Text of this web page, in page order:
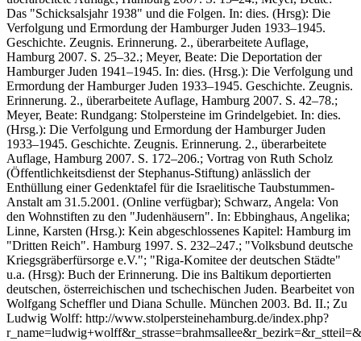
Das "Schicksalsjahr 1938" und die Folgen. In: dies. (Hrsg): Die
Verfolgung und Ermordung der Hamburger Juden 1933–1945.
Geschichte. Zeugnis. Erinnerung. 2., überarbeitete Auflage,
Hamburg 2007. S. 25–32.; Meyer, Beate: Die Deportation der
Hamburger Juden 1941–1945. In: dies. (Hrsg.): Die Verfolgung und
Ermordung der Hamburger Juden 1933–1945. Geschichte. Zeugnis.
Erinnerung. 2., überarbeitete Auflage, Hamburg 2007. S. 42–78.;
Meyer, Beate: Rundgang: Stolpersteine im Grindelgebiet. In: dies.
(Hrsg.): Die Verfolgung und Ermordung der Hamburger Juden
1933–1945. Geschichte. Zeugnis. Erinnerung. 2., überarbeitete
Auflage, Hamburg 2007. S. 172–206.; Vortrag von Ruth Scholz
(Öffentlichkeitsdienst der Stephanus-Stiftung) anlässlich der
Enthüllung einer Gedenktafel für die Israelitische Taubstummen-
Anstalt am 31.5.2001. (Online verfügbar); Schwarz, Angela: Von
den Wohnstiften zu den "Judenhäusern". In: Ebbinghaus, Angelika;
Linne, Karsten (Hrsg.): Kein abgeschlossenes Kapitel: Hamburg im
"Dritten Reich". Hamburg 1997. S. 232–247.; "Volksbund deutsche
Kriegsgräberfürsorge e.V."; "Riga-Komitee der deutschen Städte"
u.a. (Hrsg): Buch der Erinnerung. Die ins Baltikum deportierten
deutschen, österreichischen und tschechischen Juden. Bearbeitet von
Wolfgang Scheffler und Diana Schulle. München 2003. Bd. II.; Zu
Ludwig Wolff: http://www.stolpersteinehamburg.de/index.php?